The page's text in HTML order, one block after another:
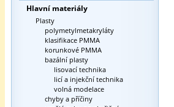
Hlavní materiály
Plasty
polymetylmetakryláty
klasifikace PMMA
korunkové PMMA
bazální plasty
lisovací technika
licí a injekční technika
volná modelace
chyby a příčiny